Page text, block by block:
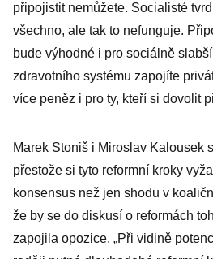
připojistit nemůžete. Socialisté
všechno, ale tak to nefunguje.
bude výhodné i pro sociálně
zdravotního systému zapojíte
více peněz i pro ty, kteří si dovolit
Marek Stoniš i Miroslav Kalousek
přestože si tyto reformní kroky
konsensus než jen shodu v
že by se do diskusí o reformách
zapojila opozice. „Při vidině